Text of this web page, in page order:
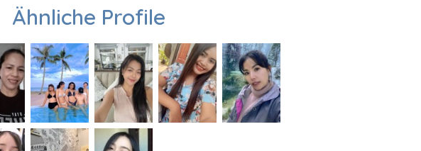
Ähnliche Profile